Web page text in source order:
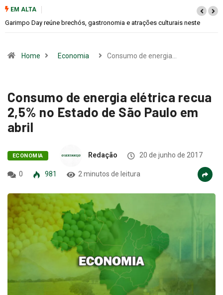
EM ALTA
Bugonia transforma paranoia e conspiração em um suspense
Home Economia Consumo de energia…
Consumo de energia elétrica recua
2,5% no Estado de São Paulo em
abril
ECONOMIA Redação 20 de junho de 2017
0 981 2 minutos de leitura